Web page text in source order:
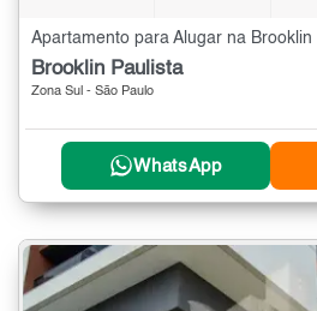
Brooklin Paulista
Zona Sul - São Paulo
WhatsApp